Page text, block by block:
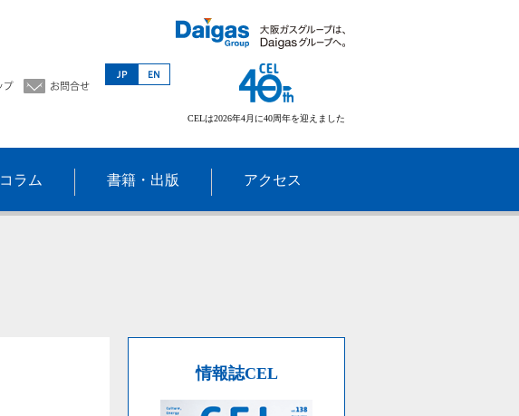
CELは2026年4月に40周年を迎えました
コラム 書籍・出版 アクセス
情報誌CEL